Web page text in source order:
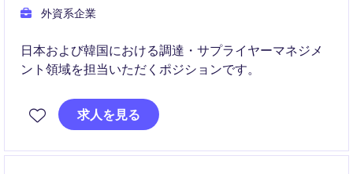
外資系企業
日本および韓国における調達・サプライヤーマネジメ
ント領域を担当いただくポジションです。
求人を見る